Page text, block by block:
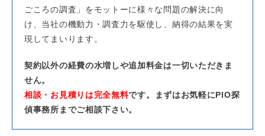
ごころの調査」をモットーに様々な問題の解決に向
け、当社の機動力・調査力を駆使し、納得の結果を実
現してまいります。
契約以外の経費の水増しや追加料金は一切いただきま
せん。
相談・お見積りは完全無料です。まずはお気軽にPIO探
偵事務所までご相談下さい。